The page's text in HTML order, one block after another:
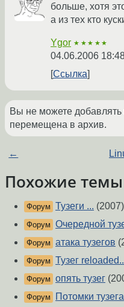
больше, хотя
а из тех кто
Ygor ★★★★★
04.06.2006
Ссылка
Вы не можете добавлять
перемещена в архив.
←
Похожие темы
Форум Тузеги ... (2007)
Форум Очередной
Форум атака тузегов
Форум Тузег
Форум опять тузег
Форум Потомки тузега